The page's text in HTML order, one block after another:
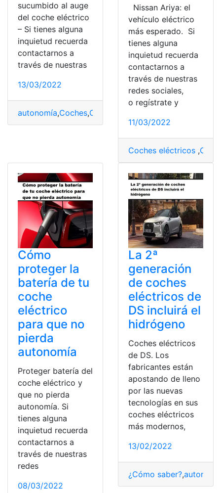
sucumbido al auge
del coche eléctrico
– Si tienes alguna
inquietud recuerda
contactarnos a
través de nuestras
13/03/2022
autonomía,Coches,Coches eléctricos
Nissan Ariya: el
vehículo eléctrico
más esperado. Si
tienes alguna
inquietud recuerda
contactarnos a
través de nuestras
redes sociales,
o regístrate y
11/03/2022
Coches eléctricos ,
Cómo
proteger la
batería de tu
coche
eléctrico
para que no
pierda
autonomía
Proteger batería del
coche eléctrico y
que no pierda
autonomía. Si
tienes alguna
inquietud recuerda
contactarnos a
través de nuestras
redes
08/03/2022
La 2ª
generación
de coches
eléctricos de
DS incluirá el
hidrógeno
Coches eléctricos
de DS. Los
fabricantes están
apostando de lleno
por las nuevas
tecnologías en sus
coches eléctricos
más modernos,
13/02/2022
¿Cómo saber?,